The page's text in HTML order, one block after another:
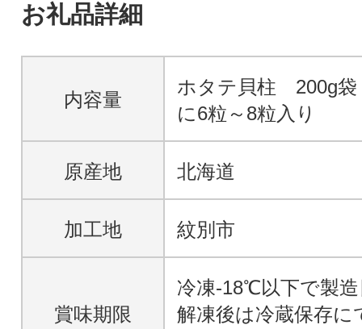
お礼品詳細
内容量
ホタテ貝柱 200g
に6粒～8粒入り
原産地 北海道
加工地 紋別市
賞味期限
冷凍-18℃以下で製
解凍後は冷蔵保存に